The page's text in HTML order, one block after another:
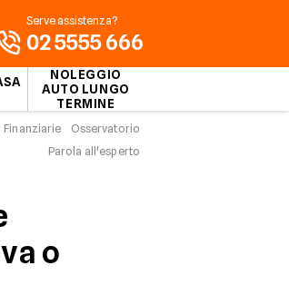
NOLEGGIO
AUTO LUNGO
TERMINE
Serve assistenza?
02 5555 666
Finanziarie
Osservatorio
Parola all'esperto
o